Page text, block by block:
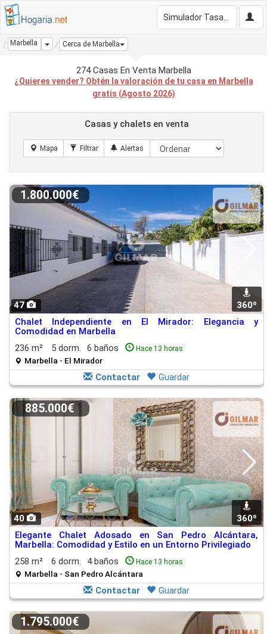
Marbella Dropdown
Cerca de Marbella
274 Casas En Venta Marbella
¿Quieres vender? Obtén la valoración de tu casa en Marbella
gratis (Agosto 2026)
Casas y chalets en venta
47 360º
1.800.000€
Chalet Independiente en El Mirador: Elegancia y
Comodidad en Marbella
236 m²
5 dorm. 6 baños Hace 13 horas
Marbella - El Mirador
Contactar Guardar
40 360º
885.000€
Elegante Chalet Adosado en San Pedro Alcántara,
Marbella: Comodidad y Estilo en un Entorno Privilegiado
258 m²
6 dorm. 4 baños Hace 13 horas
Marbella - San Pedro Alcántara
Contactar Guardar
1.795.000€